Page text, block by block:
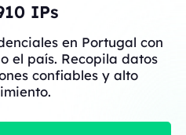
IPs
en Portugal con
el país. Recopila datos
confiables y alto